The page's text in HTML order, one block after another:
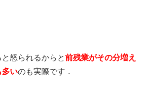
怒られるからと前残業がその分増え
多いのも実際です．